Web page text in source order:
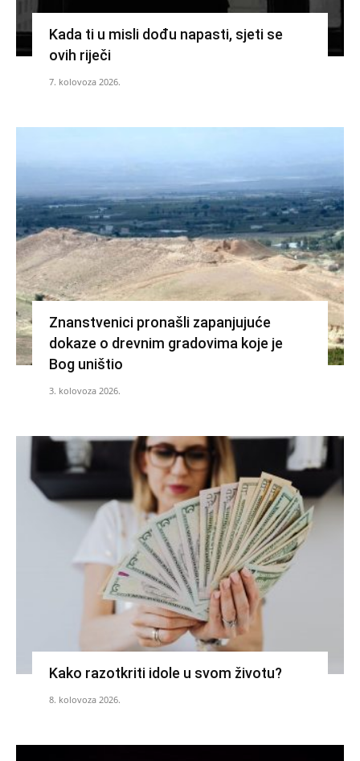
Kada ti u misli dođu napasti, sjeti se
ovih riječi
7. kolovoza 2026.
Znanstvenici pronašli zapanjujuće
dokaze o drevnim gradovima koje je
Bog uništio
3. kolovoza 2026.
Kako razotkriti idole u svom životu?
8. kolovoza 2026.